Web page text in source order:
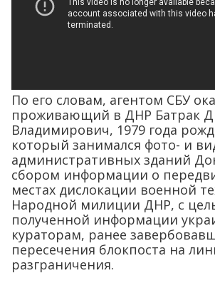
По его словам, агентом СБУ
проживающий в ДНР Батрак
Владимирович, 1979 года
который занимался фото- и
административных зданий
сбором информации о
местах дислокации военной
Народной милиции ДНР, с
полученной информации
кураторам, ранее
пересечения блокпоста на
разграничения.